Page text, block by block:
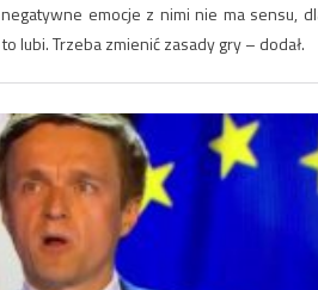
emocje z nimi nie ma sensu,
lubi. Trzeba zmienić zasady gry – dodał.